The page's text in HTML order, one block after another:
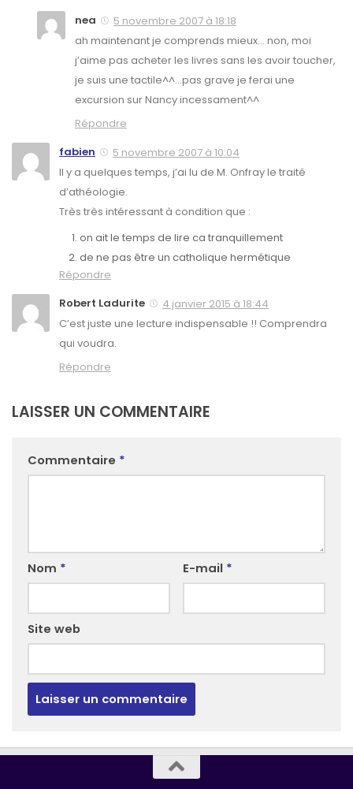
nea
5 novembre 2007 à 18:18
ah maintenant je comprends mieux… non, moi
j’aime pas acheter les livres sans les avoir toucher,
je suis une tactile^^…pas grave je ferai une
excursion sur Nancy incessament^^
Répondre
fabien
5 novembre 2007 à 10:04
Il y a quelques temps, j’ai lu de M. Onfray le traité
d’athéologie.
Très très intéressant à condition que :
on ait le temps de lire ca tranquillement
de ne pas être un catholique hermétique
Répondre
Robert Ladurite
4 janvier 2015 à 18:44
C’est juste une lecture indispensable !! Comprendra
qui voudra.
Répondre
LAISSER UN COMMENTAIRE
Commentaire *
Nom * E-mail *
Site web